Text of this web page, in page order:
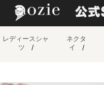
レディースシャ
ツ /
ネクタ
イ
/